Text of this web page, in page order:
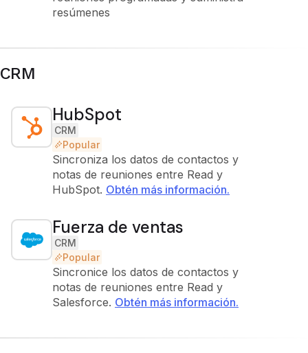
resúmenes
CRM
HubSpot
CRM
Popular
Sincroniza los datos de contactos y
notas de reuniones entre Read y
HubSpot. Obtén más información.
Fuerza de ventas
CRM
Popular
Sincronice los datos de contactos y
notas de reuniones entre Read y
Salesforce. Obtén más información.